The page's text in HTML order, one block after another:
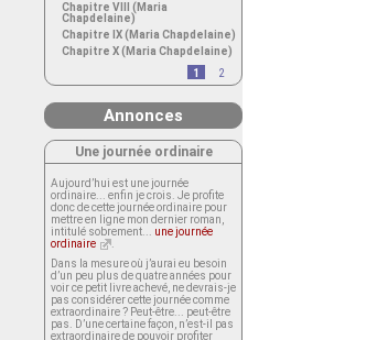
Chapitre VIII (Maria
Chapdelaine)
Chapitre IX (Maria Chapdelaine)
Chapitre X (Maria Chapdelaine)
1
2
Annonces
Une journée ordinaire
Aujourd’hui est une journée
ordinaire... enfin je crois. Je profite
donc de cette journée ordinaire pour
mettre en ligne mon dernier roman,
intitulé sobrement... une journée
ordinaire
Dans la mesure où j’aurai eu besoin
d’un peu plus de quatre années pour
voir ce petit livre achevé, ne devrais-je
pas considérer cette journée comme
extraordinaire ? Peut-être... peut-être
pas. D’une certaine façon, n’est-il pas
extraordinaire de pouvoir profiter